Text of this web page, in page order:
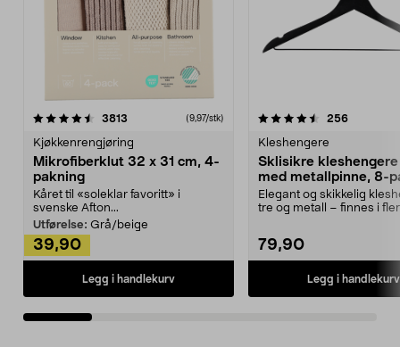
3813 anmeldelser(9,97/stk)
Kjøkkenrengjøring
Mikrofiberklut 32 x 31 cm, 4-
pakning
Kåret til «soleklar favoritt» i
svenske Afton...
Utførelse: Grå/beige
39,90
Legg i handlekurv
4.5av 5 stjerner 256
Kleshengere
Sklisikre
med metallpinne, 8-
Elegant og skikkelig
tre og metall – finnes i
79,90
Legg i handlekurv
4.5av 5 stjerner